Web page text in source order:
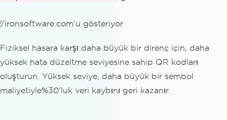
the content matches expected format
Console .WriteLine( "QR decoded
but produced an empty value.");
continue ;
Fiziksel hasara karşı daha büyük bir direnç için, daha
yüksek hata düzeltme seviyesine sahip QR kodları
oluşturun. Yüksek seviye, daha büyük bir sembol
maliyetiyle%30'luk veri kaybını geri kazanır.